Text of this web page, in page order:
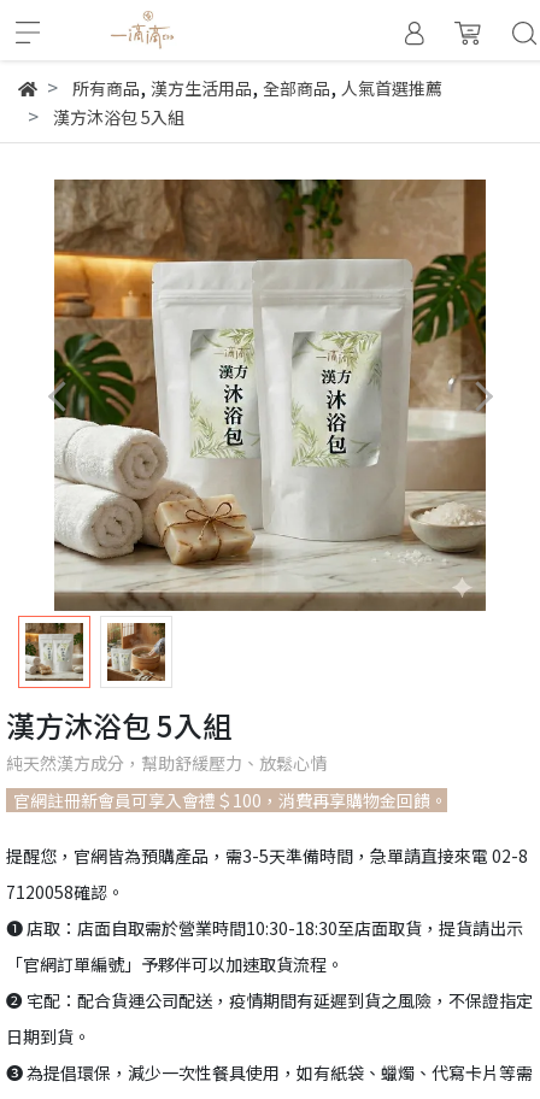
所有商品, 漢方生活用品, 全部商品, 人氣首選推薦
漢方沐浴包 5入組
漢方沐浴包 5入組
純天然漢方成分，幫助舒緩壓力、放鬆心情
官網註冊新會員可享入會禮＄100，消費再享購物金回饋。
提醒您，官網皆為預購產品，需3-5天準備時間，急單請直接來電 02-8
7120058確認。
❶ 店取：店面自取需於營業時間10:30-18:30至店面取貨，提貨請出示
「官網訂單編號」予夥伴可以加速取貨流程。
❷ 宅配：配合貨運公司配送，疫情期間有延遲到貨之風險，不保證指定
日期到貨。
❸ 為提倡環保，減少一次性餐具使用，如有紙袋、蠟燭、代寫卡片等需